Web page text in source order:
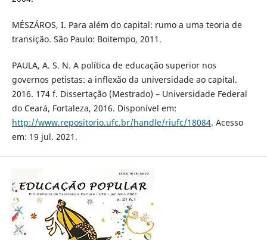
MÉSZÁROS, I. Para além do capital: rumo a uma teoria de
transição. São Paulo: Boitempo, 2011.
PAULA, A. S. N. A política de educação superior nos
governos petistas: a inflexão da universidade ao capital.
2016. 174 f. Dissertação (Mestrado) – Universidade Federal
do Ceará, Fortaleza, 2016. Disponível em:
http://www.repositorio.ufc.br/handle/riufc/18084. Acesso
em: 19 jul. 2021.